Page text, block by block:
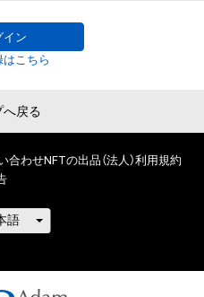
イン
はこちら
へ戻る
合わせNFTの出品（法人）利用規約